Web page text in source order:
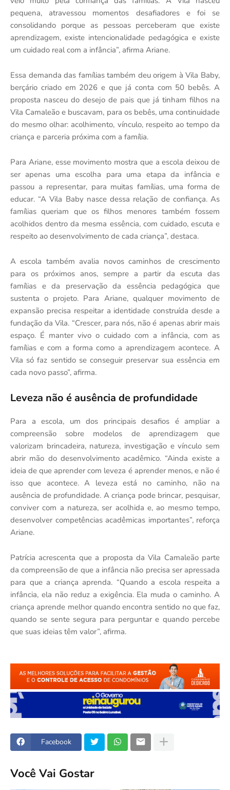
pequena, atravessou momentos desafiadores e foi se
consolidando porque as pessoas perceberam que existe
aprendizagem, existe intencionalidade pedagógica e existe
um cuidado real com a infância”, afirma Ariane.
Essa demanda das famílias também deu origem à Vila Baby,
berçário criado em 2026 e que já conta com 50 bebês. A
proposta nasceu do desejo de pais que já tinham filhos na
Vila Camaleão e buscavam, para os bebês, uma continuidade
do mesmo olhar: acolhimento, vínculo, respeito ao tempo da
criança e parceria próxima com a família.
Para Ariane, esse movimento mostra que a escola deixou de
ser apenas uma escolha para uma etapa da infância e
passou a representar, para muitas famílias, uma forma de
educar. “A Vila Baby nasce dessa relação de confiança. As
famílias queriam que os filhos menores também fossem
acolhidos dentro da mesma essência, com cuidado, escuta e
respeito ao desenvolvimento de cada criança”, destaca.
A escola também avalia novos caminhos de crescimento
para os próximos anos, sempre a partir da escuta das
famílias e da preservação da essência pedagógica que
sustenta o projeto. Para Ariane, qualquer movimento de
expansão precisa respeitar a identidade construída desde a
fundação da Vila. “Crescer, para nós, não é apenas abrir mais
espaço. É manter vivo o cuidado com a infância, com as
famílias e com a forma como a aprendizagem acontece. A
Vila só faz sentido se conseguir preservar sua essência em
cada novo passo”, afirma.
Leveza não é ausência de profundidade
Para a escola, um dos principais desafios é ampliar a
compreensão sobre modelos de aprendizagem que
valorizam brincadeira, natureza, investigação e vínculo sem
abrir mão do desenvolvimento acadêmico. “Ainda existe a
ideia de que aprender com leveza é aprender menos, e não é
isso que acontece. A leveza está no caminho, não na
ausência de profundidade. A criança pode brincar, pesquisar,
conviver com a natureza, ser acolhida e, ao mesmo tempo,
desenvolver competências acadêmicas importantes”, reforça
Ariane.
Patrícia acrescenta que a proposta da Vila Camaleão parte
da compreensão de que a infância não precisa ser apressada
para que a criança aprenda. “Quando a escola respeita a
infância, ela não reduz a exigência. Ela muda o caminho. A
criança aprende melhor quando encontra sentido no que faz,
quando se sente segura para perguntar e quando percebe
que suas ideias têm valor”, afirma.
Facebook
Você Vai Gostar